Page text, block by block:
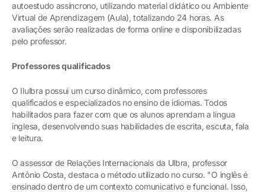
autoestudo assíncrono, utilizando material didático ou Ambiente
Virtual de Aprendizagem (Aula), totalizando 24 horas. As
avaliações serão realizadas de forma online e disponibilizadas
pelo professor.
Professores qualificados
O Ilulbra possui um curso dinâmico, com professores
qualificados e especializados no ensino de idiomas. Todos
habilitados para fazer com que os alunos aprendam a língua
inglesa, desenvolvendo suas habilidades de escrita, escuta, fala
e leitura.
O assessor de Relações Internacionais da Ulbra, professor
Antônio Costa, destaca o método utilizado no curso. "O inglês é
ensinado dentro de um contexto comunicativo e funcional. Isso,